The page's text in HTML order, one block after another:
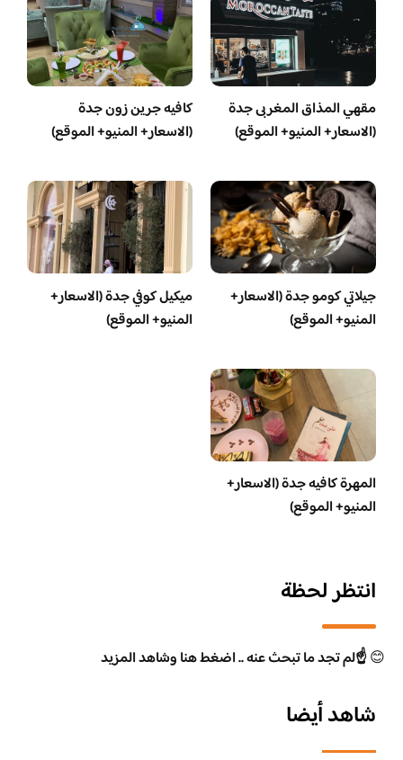
مقهي المذاق المغربى جدة
(الاسعار+ المنيو+ الموقع)
كافيه جرين زون جدة
(الاسعار+ المنيو+ الموقع)
جيلاتي كومو جدة (الاسعار+
المنيو+ الموقع)
ميكيل كوفي جدة (الاسعار+
المنيو+ الموقع)
المهرة كافيه جدة (الاسعار+
المنيو+ الموقع)
انتظر لحظة
😊☝️لم تجد ما تبحث عنه .. اضغط هنا وشاهد المزيد
شاهد أيضا